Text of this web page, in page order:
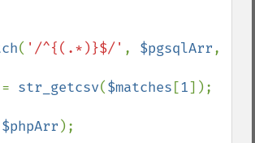
( '/^{(.*)}$/' , $pgsqlArr
= str_getcsv($matches [1]);
$phpArr );